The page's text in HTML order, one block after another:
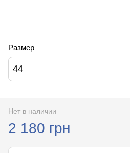
Размер
44
Нет в наличии
2 180 грн